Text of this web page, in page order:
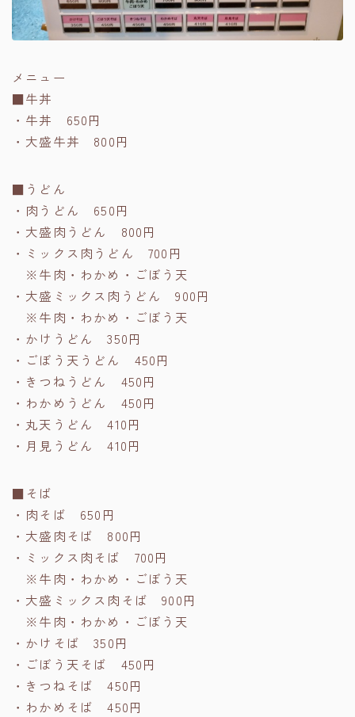
メニュー
■牛丼
・牛丼 650円
・大盛牛丼 800円
■うどん
・肉うどん 650円
・大盛肉うどん 800円
・ミックス肉うどん 700円
※牛肉・わかめ・ごぼう天
・大盛ミックス肉うどん 900円
※牛肉・わかめ・ごぼう天
・かけうどん 350円
・ごぼう天うどん 450円
・きつねうどん 450円
・わかめうどん 450円
・丸天うどん 410円
・月見うどん 410円
■そば
・肉そば 650円
・大盛肉そば 800円
・ミックス肉そば 700円
※牛肉・わかめ・ごぼう天
・大盛ミックス肉そば 900円
※牛肉・わかめ・ごぼう天
・かけそば 350円
・ごぼう天そば 450円
・きつねそば 450円
・わかめそば 450円